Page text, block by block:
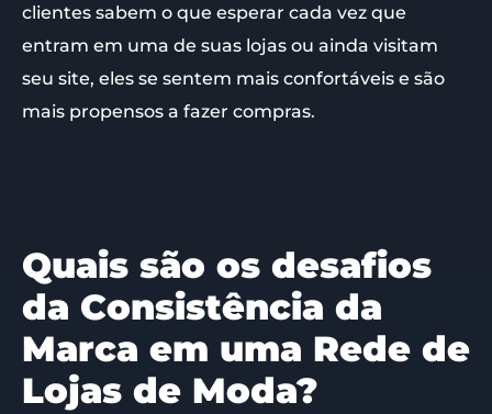
clientes sabem o que esperar cada vez que
entram em uma de suas lojas ou ainda visitam
seu site, eles se sentem mais confortáveis e são
mais propensos a fazer compras.
Quais são os desafios
da Consistência da
Marca em uma Rede de
Lojas de Moda?